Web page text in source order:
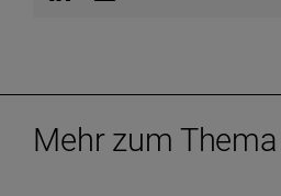
Mehr zum Thema